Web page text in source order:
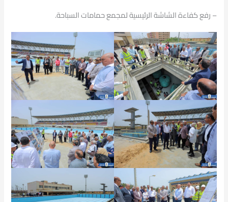
– رفع كفاءة الشاشة الرئيسية لمجمع حمامات السباحة.